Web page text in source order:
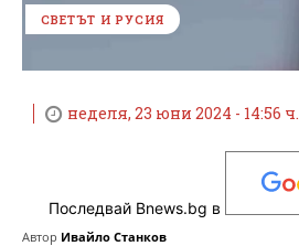
СВЕТЪТ И РУСИЯ
неделя, 23 юни 2024 - 14:56 ч.
Последвай Bnews.bg в
Автор Ивайло Станков